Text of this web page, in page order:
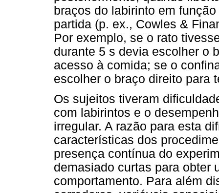
braços do labirinto em
partida (p. ex., Cowles &
Por exemplo, se o rato
durante 5 s devia escolher o
acesso à comida; se o
escolher o braço direito para
Os sujeitos tiveram
com labirintos e o
irregular. A razão para esta
características dos
presença contínua do
demasiado curtas para obter
comportamento. Para além